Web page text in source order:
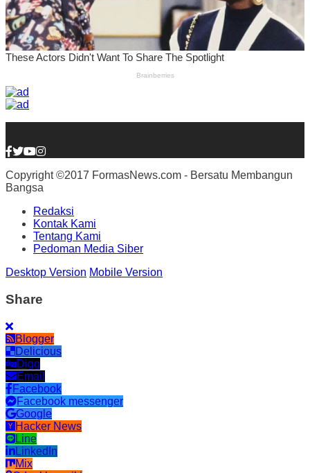
Copyright ©2017 FormasNews.com - Bersatu Membangun
Bangsa
Redaksi
Kontak Kami
Tentang Kami
Pedoman Media Siber
Desktop Version Mobile Version
Share
Blogger
Delicious
Digg
Email
Facebook
Facebook messenger
Google
Hacker News
Line
LinkedIn
Mix